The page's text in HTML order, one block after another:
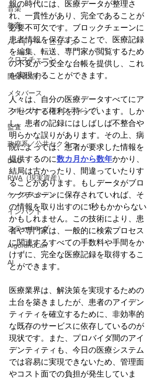
音楽
教育
パートナー・ニュース
クロスチェーン
開発者向け
メタバース
スポンサー／ファンディング
監査
政府系／公共セクター
DAO
RWA（現実資産）
ケーススタディ
インパクト
ステーキング
AlgorandCan
AI
報の時代には、医療データが整理さ
れ、一貫性があり、完全であることが
必要不可欠です。ブロックチェーンに
患者情報を保存することで、医療記録
を編集、転送、専門家が閲覧するため
の不変かつ安全な台帳を提供し、これ
を実現することができます。
人々は、自分の医療データすべてにア
クセスする権利を持っています。しか
し、患者の記録にはしばしば不整合や
明らかな誤りがあります。その上、病
院によっては、患者が要求した情報を
提供するのに数カ月から数年かかり、
結局は古かったり、間違っていたりす
ることがあります。もしデータがブロ
ックチェーンに保存されていれば、そ
の情報を取り出すのに1秒もかからない
かもしれません。この技術により、患
者や専門家は、一般的に検索プロセス
に関連するすべての手数料や手間をか
けずに、完全な医療記録を取得するこ
とができます。
医療業界は、解決策を実現するための
土台を築きましたが、患者のアイデン
ティティを確立するために、非効率的
な既存のサービスに依存しているのが
現状です。また、プロバイダ間のアイ
デンティティも、今日の医療システム
では容易に実現できないため、管理面
やコスト面での負担が発生していま